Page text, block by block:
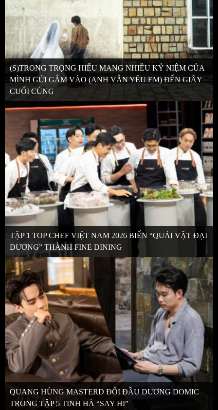
(S)TRONG TRỌNG HIẾU MANG NHIỀU KỶ NIỆM CỦA
MÌNH GỬI GẮM VÀO (ANH VẪN YÊU EM) ĐẾN GIÂY
CUỐI CÙNG
TẬP 1 TOP CHEF VIỆT NAM 2026 BIẾN “QUÁI VẬT ĐẠI
DƯƠNG” THÀNH FINE DINING
QUANG HÙNG MASTERD ĐỐI ĐẦU DƯƠNG DOMIC
TRONG TẬP 5 TINH HÀ “SAY HI”